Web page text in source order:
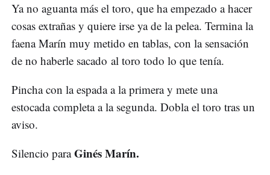
Ya no aguanta más el toro, que ha empezado a hacer
cosas extrañas y quiere irse ya de la pelea. Termina la
faena Marín muy metido en tablas, con la sensación
de no haberle sacado al toro todo lo que tenía.
Pincha con la espada a la primera y mete una
estocada completa a la segunda. Dobla el toro tras un
aviso.
Silencio paraGinés Marín.